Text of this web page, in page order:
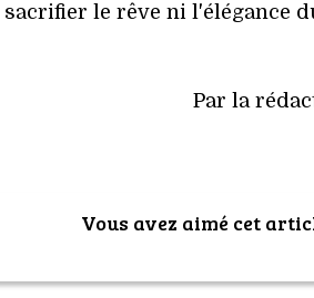
sacrifier le rêve ni l'élégance
Par la
Vous avez aimé cet